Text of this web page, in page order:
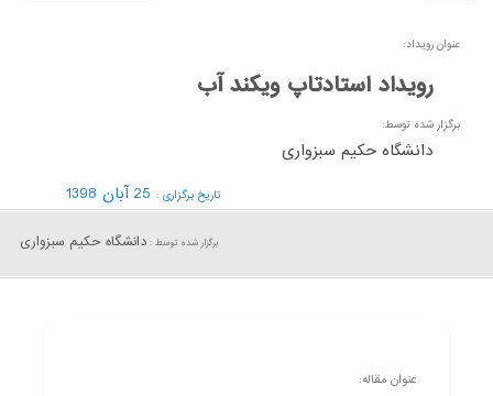
عنوان رویداد:
رویداد استادتاپ ویکند آب
برگزار شده توسط:
دانشگاه حکیم سبزواری
تاریخ برگزاری :
برگزار شده توسط : دانشگاه حکیم سبزواری
عنوان مقاله: